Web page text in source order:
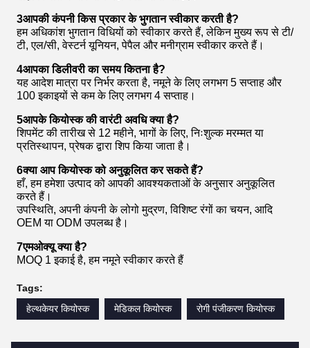
3आपकी कंपनी किस प्रकार के भुगतान स्वीकार करती है?
हम अधिकांश भुगतान विधियों को स्वीकार करते हैं, लेकिन मुख्य रूप से टी/
टी, एल/सी, वेस्टर्न यूनियन, पेपैल और मनीग्राम स्वीकार करते हैं।
4आपका डिलीवरी का समय कितना है?
यह आदेश मात्रा पर निर्भर करता है, नमूने के लिए लगभग 5 सप्ताह और
100 इकाइयों से कम के लिए लगभग 4 सप्ताह।
5आपके कियोस्क की वारंटी अवधि क्या है?
शिपमेंट की तारीख से 12 महीने, भागों के लिए, निःशुल्क मरम्मत या
प्रतिस्थापन, प्रेषक द्वारा शिप किया जाता है।
6क्या आप कियोस्क को अनुकूलित कर सकते हैं?
हाँ, हम हमेशा उत्पाद को आपकी आवश्यकताओं के अनुसार अनुकूलित
करते हैं।
उपस्थिति, अपनी कंपनी के लोगो मुद्रण, विशिष्ट रंगों का चयन, आदि
OEM या ODM उपलब्ध है।
7एमओक्यू क्या है?
MOQ 1 इकाई है, हम नमूने स्वीकार करते हैं
Tags:
हेल्थकेयर कियोस्क
मेडिकल कियोस्क रोगी पंजीकरण कियोस्क